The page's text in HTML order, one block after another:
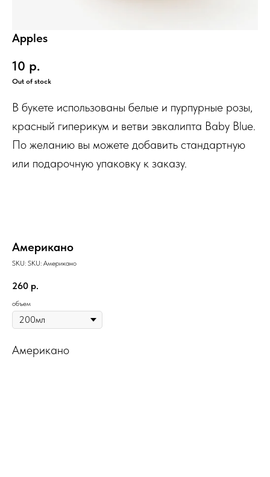
Apples
10 р.
Out of stock
В букете использованы белые и пурпурные розы,
красный гиперикум и ветви эвкалипта Baby Blue.
По желанию вы можете добавить стандартную
или подарочную упаковку к заказу.
Американо
SKU: SKU: Американо
260 р.
объем
Американо